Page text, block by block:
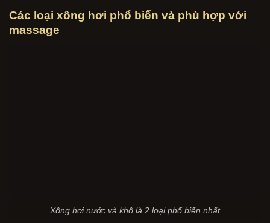
Các loại xông hơi phổ biến và phù hợp với
massage
Xông hơi nước và khô là 2 loại phổ biến nhất